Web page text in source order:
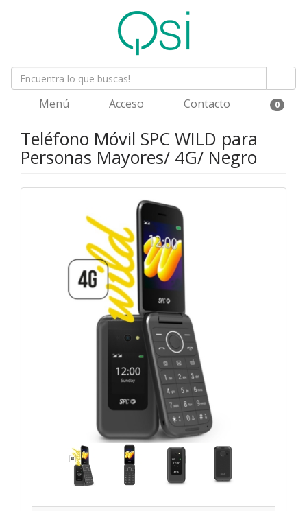
Menú Acceso Contacto 0
Teléfono Móvil SPC WILD para
Personas Mayores/ 4G/ Negro